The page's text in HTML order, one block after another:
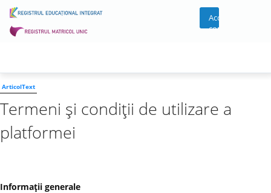
Acces
cont
ArticolText
Termeni şi condiţii de utilizare a
platformei
Informaţii generale